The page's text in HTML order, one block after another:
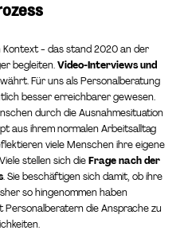
- das stand 2020 an der
begleiten.Video-Interviews und
Für uns als Personalberatung
besser erreichbarer gewesen.
durch die Ausnahmesituation
aus ihrem normalen Arbeitsalltag
viele Menschen ihre eigene
stellen sich dieFrage nach der
. Sie beschäftigen sich damit, ob ihre
so hingenommen haben
die Ansprache zu